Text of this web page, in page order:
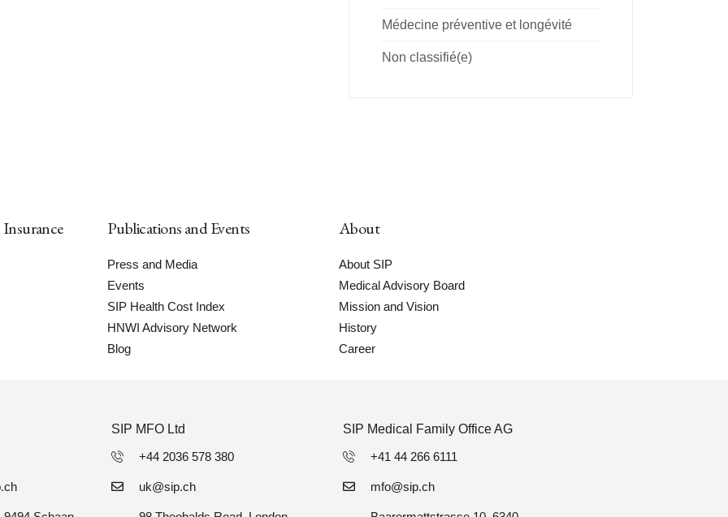
Médecine préventive et longévité
Non classifié(e)
Publications and Events
Press and Media
Events
SIP Health Cost Index
HNWI Advisory Network
Blog
About
About SIP
Medical Advisory Board
Mission and Vision
History
Career
SIP MFO Ltd
+44 2036 578 380
uk@sip.ch
SIP Medical Family Office AG
+41 44 266 6111
mfo@sip.ch